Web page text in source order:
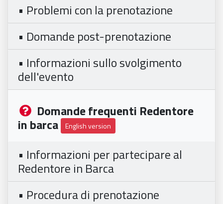
• Problemi con la prenotazione
• Domande post-prenotazione
• Informazioni sullo svolgimento
dell'evento
Domande frequenti Redentore
in barca English version
• Informazioni per partecipare al
Redentore in Barca
• Procedura di prenotazione